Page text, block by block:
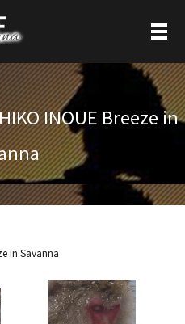
INOUE Breeze in
in Savanna